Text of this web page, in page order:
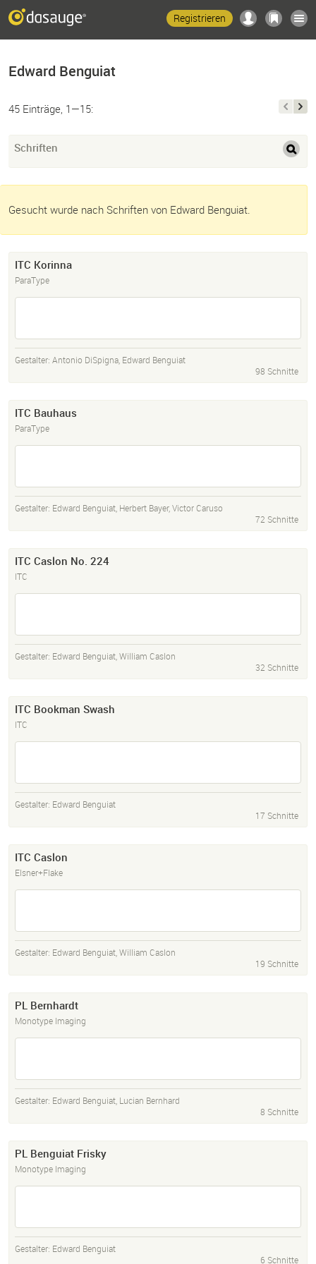
Registrieren
Edward Benguiat
45 Einträge, 1—15:
Schriften
Gesucht wurde nach Schriften von Edward Benguiat.
ITC Korinna
ParaType
Gestalter: Antonio DiSpigna, Edward Benguiat
98 Schnitte
ITC Bauhaus
ParaType
Gestalter: Edward Benguiat, Herbert Bayer,Victor Caruso
72 Schnitte
ITC Caslon No. 224
ITC
Gestalter: Edward Benguiat,William Caslon
32 Schnitte
ITC Bookman Swash
ITC
Gestalter: Edward Benguiat
17 Schnitte
ITC Caslon
Elsner+Flake
Gestalter: Edward Benguiat,William Caslon
19 Schnitte
PL Bernhardt
Monotype Imaging
Gestalter: Edward Benguiat, Lucian Bernhard
8 Schnitte
PL Benguiat Frisky
Monotype Imaging
Gestalter: Edward Benguiat
6 Schnitte